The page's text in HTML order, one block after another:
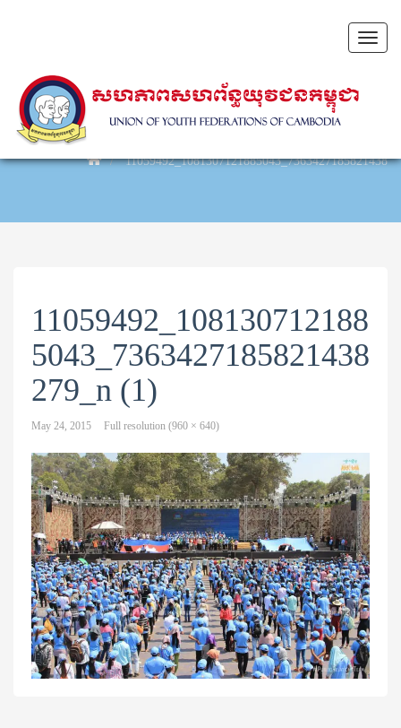
Toggle
11059492_108130712188
5043_7363427185821438
279_n (1)
May 24, 2015 Full resolution (960 × 640)